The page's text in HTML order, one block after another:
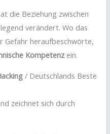
die Beziehung zwischen
verändert. Wo das
Gefahr heraufbeschwörte,
Kompetenz ein.
/ Deutschlands Beste
zeichnet sich durch